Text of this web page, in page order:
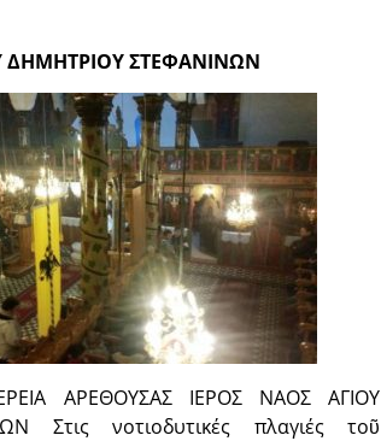
ΔΗΜΗΤΡΙΟΥ ΣΤΕΦΑΝΙΝΩΝ
ΑΡΕΘΟΥΣΑΣ ΙΕΡΟΣ ΝΑΟΣ ΑΓΙΟΥ
Στις νοτιοδυτικές πλαγιές τοῦ